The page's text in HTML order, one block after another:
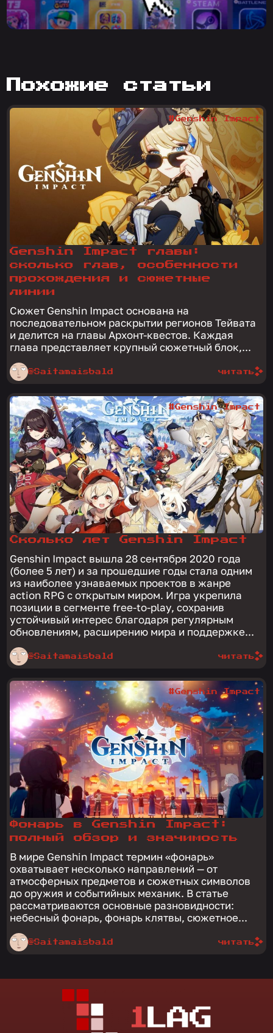
похожие статьи
Genshin Impact главы:
сколько глав, особенности
прохождения и сюжетные
линии
Сюжет Genshin Impact основана на
последовательном раскрытии регионов Тейвата
и делится на главы Архонт-квестов. Каждая
глава представляет крупный сюжетный блок,...
@Saitamaisbald
#Genshin Impact
читать
Сколько лет Genshin Impact
Genshin Impact вышла 28 сентября 2020 года
(более 5 лет) и за прошедшие годы стала одним
из наиболее узнаваемых проектов в жанре
action RPG с открытым миром. Игра укрепила
позиции в сегменте free-to-play, сохранив
устойчивый интерес благодаря регулярным
обновлениям, расширению мира и поддержке...
@Saitamaisbald
#Genshin Impact
читать
Фонарь в Genshin Impact:
полный обзор и значимость
В мире Genshin Impact термин «фонарь»
охватывает несколько направлений — от
атмосферных предметов и сюжетных символов
до оружия и событийных механик. В статье
рассматриваются основные разновидности:
небесный фонарь, фонарь клятвы, сюжетное...
@Saitamaisbald
#Genshin Impact
читать